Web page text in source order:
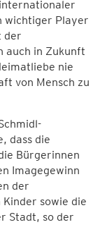
wichtiger Player
der
auch in Zukunft
nie
von Mensch zu
dass die
Bürgerinnen
Imagegewinn
der
sowie die
Stadt, so der